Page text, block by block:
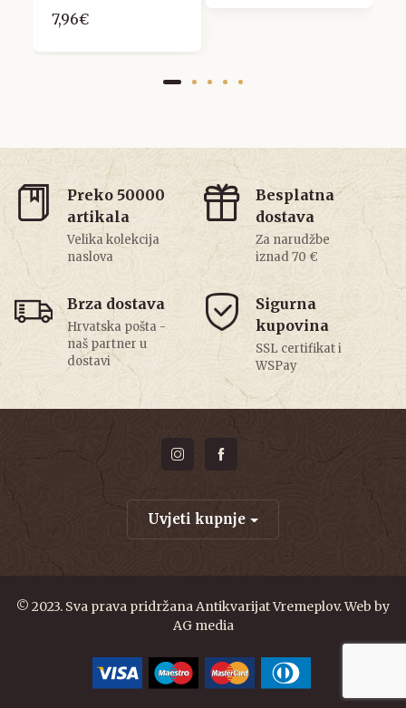
7,96€
Preko 50000
artikala
Velika kolekcija
naslova
Besplatna
dostava
Za narudžbe
iznad 70 €
Brza dostava
Hrvatska pošta -
naš partner u
dostavi
Sigurna
kupovina
SSL certifikat i
WSPay
Uvjeti kupnje
© 2023. Sva prava pridržana Antikvarijat Vremeplov. Web by
AG media